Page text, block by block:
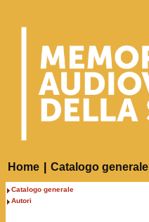
Home Catalogo generale
Catalogo generale
Autori